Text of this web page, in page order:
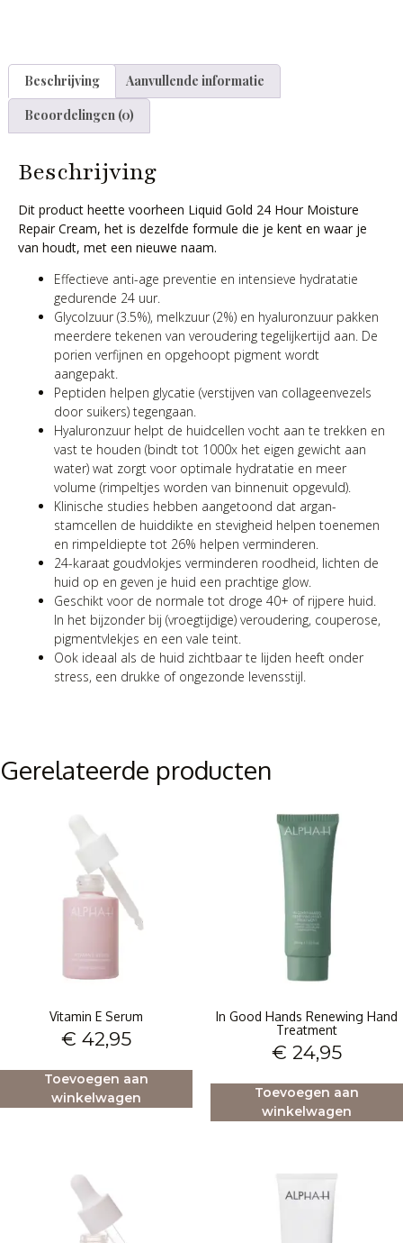
Beschrijving Aanvullende informatie
Beoordelingen (0)
Beschrijving
Dit product heette voorheen Liquid Gold 24 Hour Moisture
Repair Cream, het is dezelfde formule die je kent en waar je
van houdt, met een nieuwe naam.
Effectieve anti-age preventie en intensieve hydratatie
gedurende 24 uur.
Glycolzuur (3.5%), melkzuur (2%) en hyaluronzuur pakken
meerdere tekenen van veroudering tegelijkertijd aan. De
porien verfijnen en opgehoopt pigment wordt
aangepakt.
Peptiden helpen glycatie (verstijven van collageenvezels
door suikers) tegengaan.
Hyaluronzuur helpt de huidcellen vocht aan te trekken en
vast te houden (bindt tot 1000x het eigen gewicht aan
water) wat zorgt voor optimale hydratatie en meer
volume (rimpeltjes worden van binnenuit opgevuld).
Klinische studies hebben aangetoond dat argan-
stamcellen de huiddikte en stevigheid helpen toenemen
en rimpeldiepte tot 26% helpen verminderen.
24-karaat goudvlokjes verminderen roodheid, lichten de
huid op en geven je huid een prachtige glow.
Geschikt voor de normale tot droge 40+ of rijpere huid.
In het bijzonder bij (vroegtijdige) veroudering, couperose,
pigmentvlekjes en een vale teint.
Ook ideaal als de huid zichtbaar te lijden heeft onder
stress, een drukke of ongezonde levensstijl.
Gerelateerde producten
Vitamin E Serum
€ 42,95
Toevoegen aan
winkelwagen
In Good Hands Renewing Hand
Treatment
€ 24,95
Toevoegen aan
winkelwagen